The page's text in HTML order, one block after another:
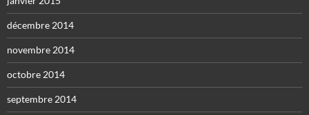
décembre 2014
novembre 2014
octobre 2014
septembre 2014